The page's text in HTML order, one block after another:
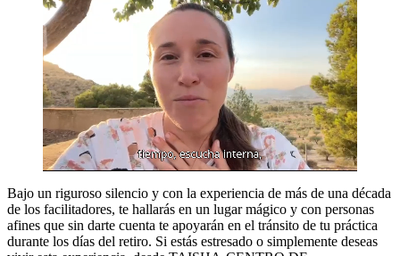
Bajo un riguroso silencio y con la experiencia de más de una década
de los facilitadores, te hallarás en un lugar mágico y con personas
afines que sin darte cuenta te apoyarán en el tránsito de tu práctica
durante los días del retiro. Si estás estresado o simplemente deseas